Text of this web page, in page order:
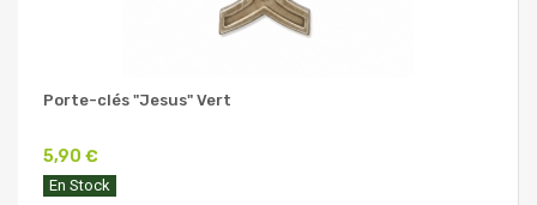
Porte-clés "Jesus" Vert
5,90 €
En Stock